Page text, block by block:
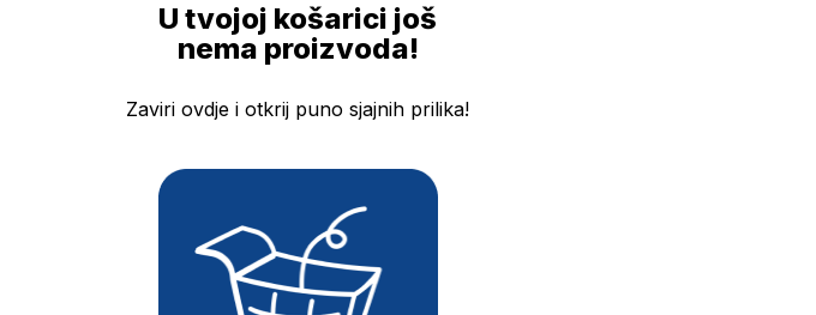
U tvojoj košarici još
nema proizvoda!
Zaviri ovdje i otkrij puno sjajnih prilika!